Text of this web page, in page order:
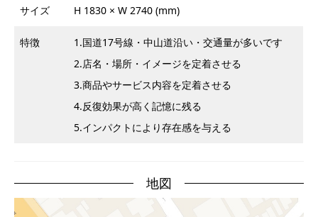
サイズ H 1830 × W 2740 (mm)
特徴
1.国道17号線・中山道沿い・交通量が多いです
2.店名・場所・イメージを定着させる
3.商品やサービス内容を定着させる
4.反復効果が高く記憶に残る
5.インパクトにより存在感を与える
地図